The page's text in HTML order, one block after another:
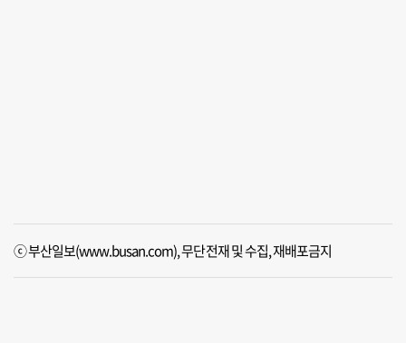
ⓒ 부산일보(www.busan.com), 무단전재 및 수집, 재배포금지